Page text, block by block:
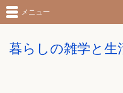
暮らしの雑学と生
メニュー